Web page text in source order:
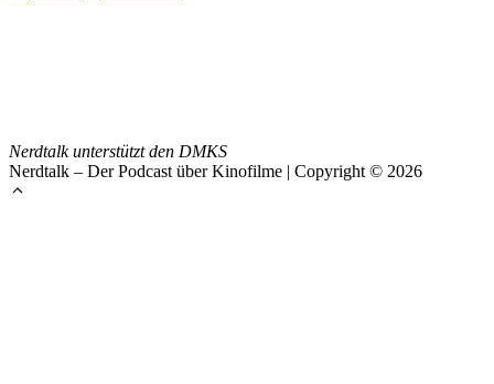
Nerdtalk unterstützt den DMKS
Nerdtalk – Der Podcast über Kinofilme | Copyright © 2026